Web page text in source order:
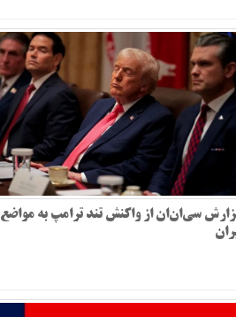
سی‌ان‌ان از واکنش تند ترامپ به مواضع